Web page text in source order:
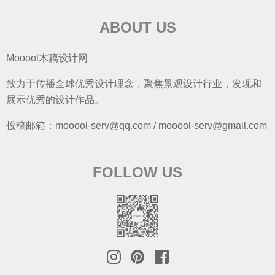
ABOUT US
Mooool木藕设计网
致力于传播全球优秀设计理念，聚焦景观设计行业，发现和
展示优秀的设计作品。
投稿邮箱：mooool-serv@qq.com / mooool-serv@gmail.com
FOLLOW US